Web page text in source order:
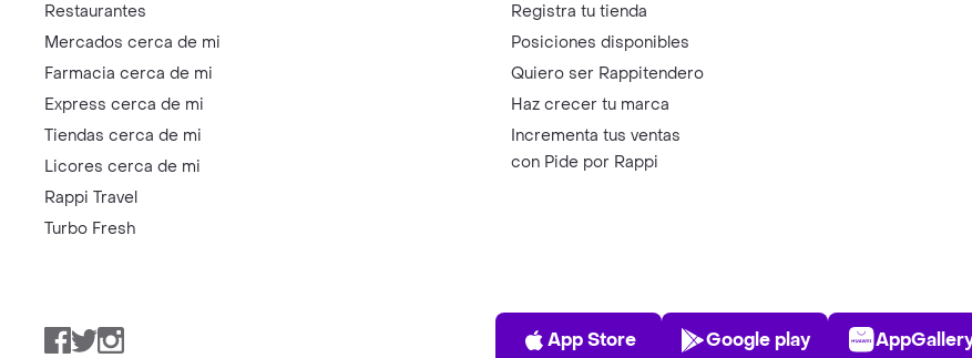
Restaurantes
Mercados cerca de mi
Farmacia cerca de mi
Express cerca de mi
Tiendas cerca de mi
Licores cerca de mi
Rappi Travel
Turbo Fresh
Registra tu tienda
Posiciones disponibles
Quiero ser Rappitendero
Haz crecer tu marca
Incrementa tus ventas
con Pide por Rappi
Facebook
TwitterInstagram
App Store
App Store
Play Store
Google play